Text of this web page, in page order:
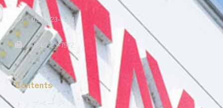
0240-23-7534
0240-23-7512
Contents
トップページ